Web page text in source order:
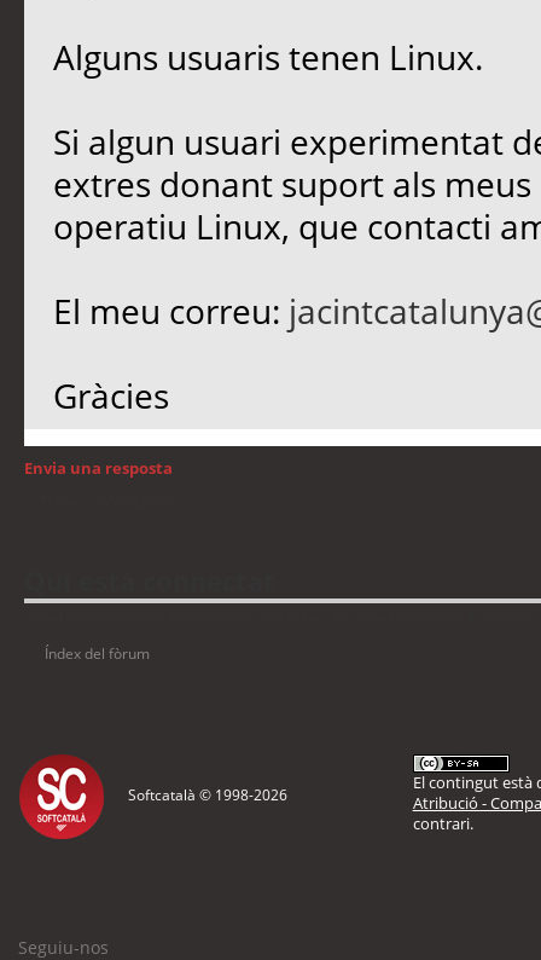
Alguns usuaris tenen Linux.
Si algun usuari experimentat
extres donant suport als
operatiu Linux, que contacti
El meu correu:
Gràcies
Envia una resposta
Índex del fòrum
Softcatalà © 1998-2026
El contingut està
Atribució -
contrari.
Seguiu-nos